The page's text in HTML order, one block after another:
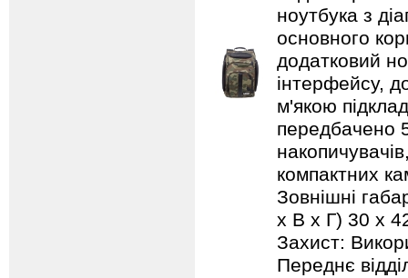
ноутбука з
основного
додатковий
інтерфейсу,
м'якою
передбачено 5
компактних
Зовнішні
х В х Г) 30 x
Захист:
Переднє